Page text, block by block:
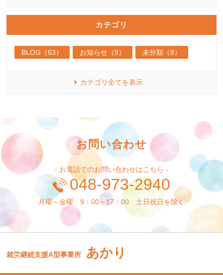
カテゴリ
BLOG（63） お知らせ（9） 未分類（8）
カテゴリ全てを表示
お問い合わせ
- お電話でのお問い合わせはこちら -
048-973-2940
月曜～金曜 9：00～17：00 土日祝日を除く
就労継続支援A型事業所 あかり